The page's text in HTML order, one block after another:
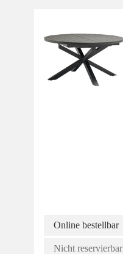
Online bestellbar
Nicht reservierbar